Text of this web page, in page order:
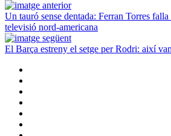
Un tauró sense dentada: Ferran Torres
televisió nord-americana
El Barça estreny el setge per Rodri: així